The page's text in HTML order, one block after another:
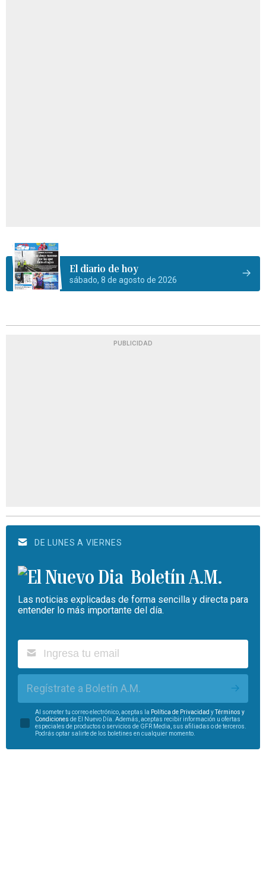
El diario de hoy
sábado, 8 de agosto de 2026
PUBLICIDAD
DE LUNES A VIERNES
Boletín A.M.
Las noticias explicadas de forma sencilla y directa para
entender lo más importante del día.
Regístrate a Boletín A.M.
Al someter tu correo electrónico, aceptas la Política de Privacidad yTérminos y
Condiciones de El Nuevo Día. Además, aceptas recibir información u ofertas
especiales de productos o servicios de GFR Media, sus afiliadas o de terceros.
Podrás optar salirte de los boletines en cualquier momento.